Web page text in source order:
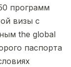
программ
визы с
the global
паспорта